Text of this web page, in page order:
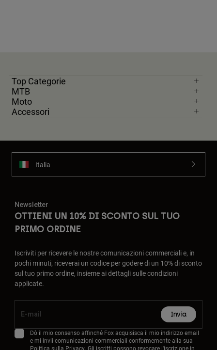
Top Categorie
MTB
Moto
Accessori
Italia
Newsletter
OTTIENI UN 10% DI SCONTO SUL TUO
PRIMO ORDINE
Iscriviti per ricevere le nostre comunicazioni commerciali e, in
pochi minuti, riceverai un codice per godere di un 10% di sconto
sul tuo primo ordine, insieme ai dettagli sulle condizioni
applicate.
Invia
Dò il mio consenso affinché Fox acquisisca il mio indirizzo email
e mi invii comunicazioni commerciali conformemente alla sua
Politica sulla Privacy. Gli iscritti possono revocare l'iscrizione in